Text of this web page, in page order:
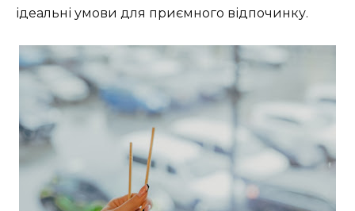
ідеальні умови для приємного відпочинку.